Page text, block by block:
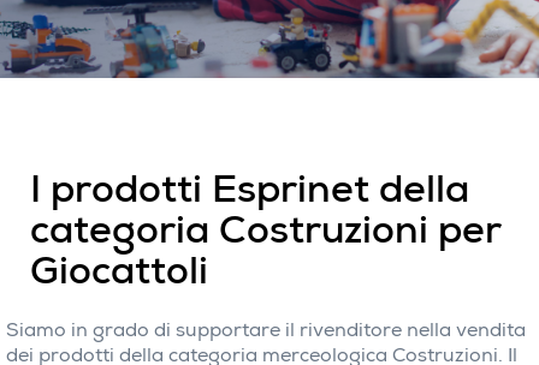
I prodotti Esprinet della
categoria Costruzioni per
Giocattoli
Siamo in grado di supportare il rivenditore nella vendita
dei prodotti della categoria merceologica Costruzioni. Il